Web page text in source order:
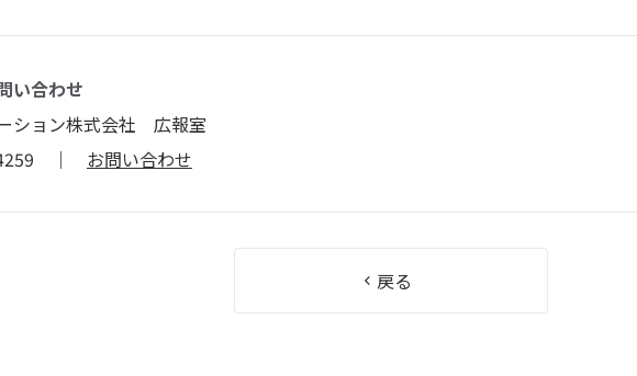
い合わせ
ション株式会社 広報室
4259 ｜ お問い合わせ
戻る